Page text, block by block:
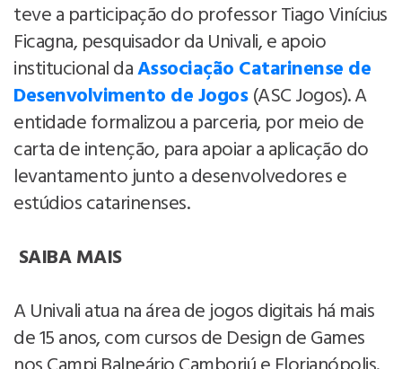
teve a participação do professor Tiago Vinícius
Ficagna, pesquisador da Univali, e apoio
institucional daAssociação Catarinense de
Desenvolvimento de Jogos(ASC Jogos). A
entidade formalizou a parceria, por meio de
carta de intenção, para apoiar a aplicação do
levantamento junto a desenvolvedores e
estúdios catarinenses.
SAIBA MAIS
A Univali atua na área de jogos digitais há mais
de 15 anos, com cursos de Design de Games